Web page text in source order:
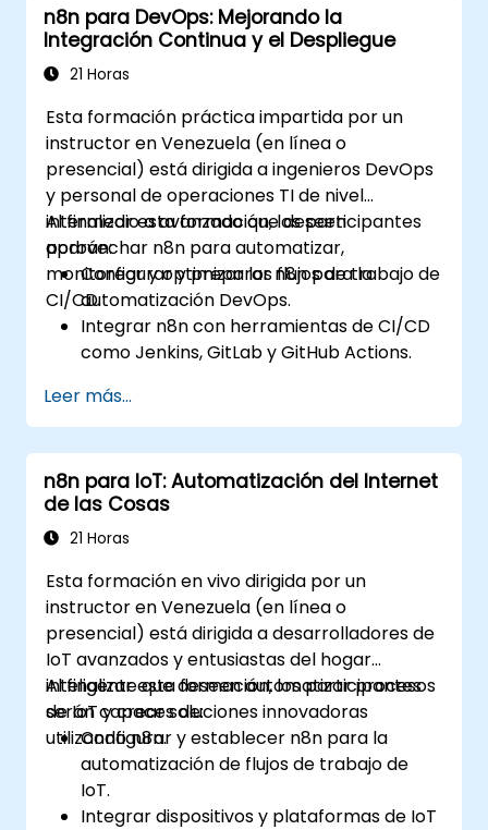
n8n para DevOps: Mejorando la
Integración Continua y el Despliegue
21 Horas
Esta formación práctica impartida por un
instructor en Venezuela (en línea o
presencial) está dirigida a ingenieros DevOps
y personal de operaciones TI de nivel
intermedio a avanzado que deseen
aprovechar n8n para automatizar,
monitorear y optimizar los flujos de trabajo de
CI/CD.
Al finalizar esta formación, los participantes
podrán:
Configurar y preparar n8n para la
automatización DevOps.
Integrar n8n con herramientas de CI/CD
como Jenkins, GitLab y GitHub Actions.
compilación, pruebas y despliegue
utilizando n8n.
Monitorear y solucionar problemas en los
pipelines de CI/CD mediante los paneles
de control de n8n.
Mejorar los flujos de trabajo DevOps con
Leer más...
n8n para IoT: Automatización del Internet
de las Cosas
21 Horas
Esta formación en vivo dirigida por un
instructor en Venezuela (en línea o
presencial) está dirigida a desarrolladores de
IoT avanzados y entusiastas del hogar
inteligente que deseen automatizar procesos
de IoT y crear soluciones innovadoras
utilizando n8n.
Al finalizar esta formación, los participantes
serán capaces de:
Configurar y establecer n8n para la
automatización de flujos de trabajo de
IoT.
Integrar dispositivos y plataformas de IoT